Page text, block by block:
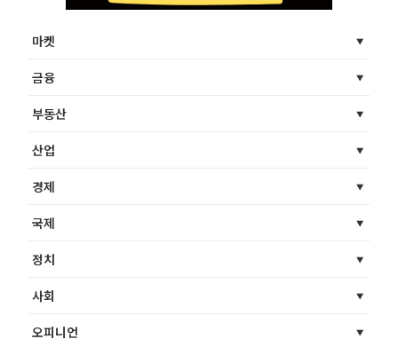
마켓
금융
부동산
산업
경제
국제
정치
사회
오피니언